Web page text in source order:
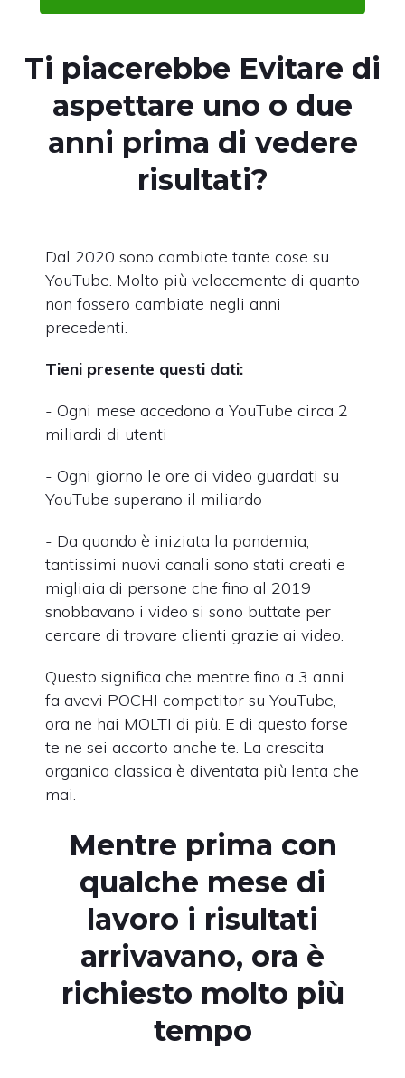
Ti piacerebbe Evitare di
aspettare uno o due
anni prima di vedere
risultati?
Dal 2020 sono cambiate tante cose su
YouTube. Molto più velocemente di quanto
non fossero cambiate negli anni
precedenti.
Tieni presente questi dati:
- Ogni mese accedono a YouTube circa 2
miliardi di utenti
- Ogni giorno le ore di video guardati su
YouTube superano il miliardo
- Da quando è iniziata la pandemia,
tantissimi nuovi canali sono stati creati e
migliaia di persone che fino al 2019
snobbavano i video si sono buttate per
cercare di trovare clienti grazie ai video.
Questo significa che mentre fino a 3 anni
fa avevi POCHI competitor su YouTube,
ora ne hai MOLTI di più. E di questo forse
te ne sei accorto anche te. La crescita
organica classica è diventata più lenta che
mai.
Mentre prima con
qualche mese di
lavoro i risultati
arrivavano, ora è
richiesto molto più
tempo